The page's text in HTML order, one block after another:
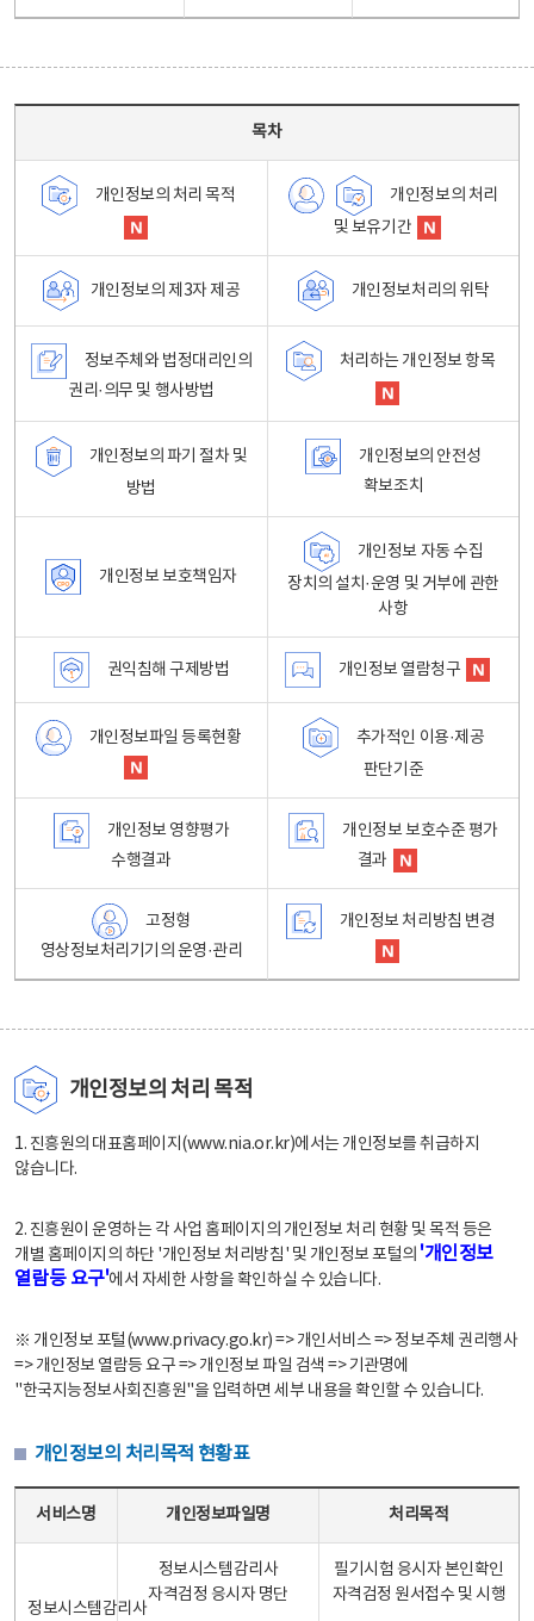
목차
개인정보의 처리 목적
개인정보의 처리
및 보유기간
개인정보의 제3자 제공 개인정보처리의 위탁
정보주체와 법정대리인의
권리·의무 및 행사방법
처리하는 개인정보 항목
개인정보의 파기 절차 및
방법
개인정보의 안전성
확보조치
개인정보 보호책임자
개인정보 자동 수집
장치의 설치·운영 및 거부에 관한
사항
권익침해 구제방법 개인정보 열람청구
개인정보파일 등록현황
추가적인 이용·제공
판단기준
개인정보 영향평가
수행결과
개인정보 보호수준 평가
결과
고정형
영상정보처리기기의 운영·관리
개인정보 처리방침 변경
개인정보의 처리 목적
1. 진흥원의 대표홈페이지(www.nia.or.kr)에서는 개인정보를 취급하지
않습니다.
2. 진흥원이 운영하는 각 사업 홈페이지의 개인정보 처리 현황 및 목적 등은
개별 홈페이지의 하단 '개인정보 처리방침' 및 개인정보 포털의 '개인정보
열람등 요구'에서 자세한 사항을 확인하실 수 있습니다.
※ 개인정보 포털(www.privacy.go.kr) => 개인서비스 => 정보주체 권리행사
=> 개인정보 열람등 요구 => 개인정보 파일 검색 => 기관명에
"한국지능정보사회진흥원"을 입력하면 세부 내용을 확인할 수 있습니다.
개인정보의 처리목적 현황표
서비스명 개인정보파일명 처리목적
정보시스템감리사
정보시스템감리사
자격검정 응시자 명단
필기시험 응시자 본인확인
자격검정 원서접수 및 시행